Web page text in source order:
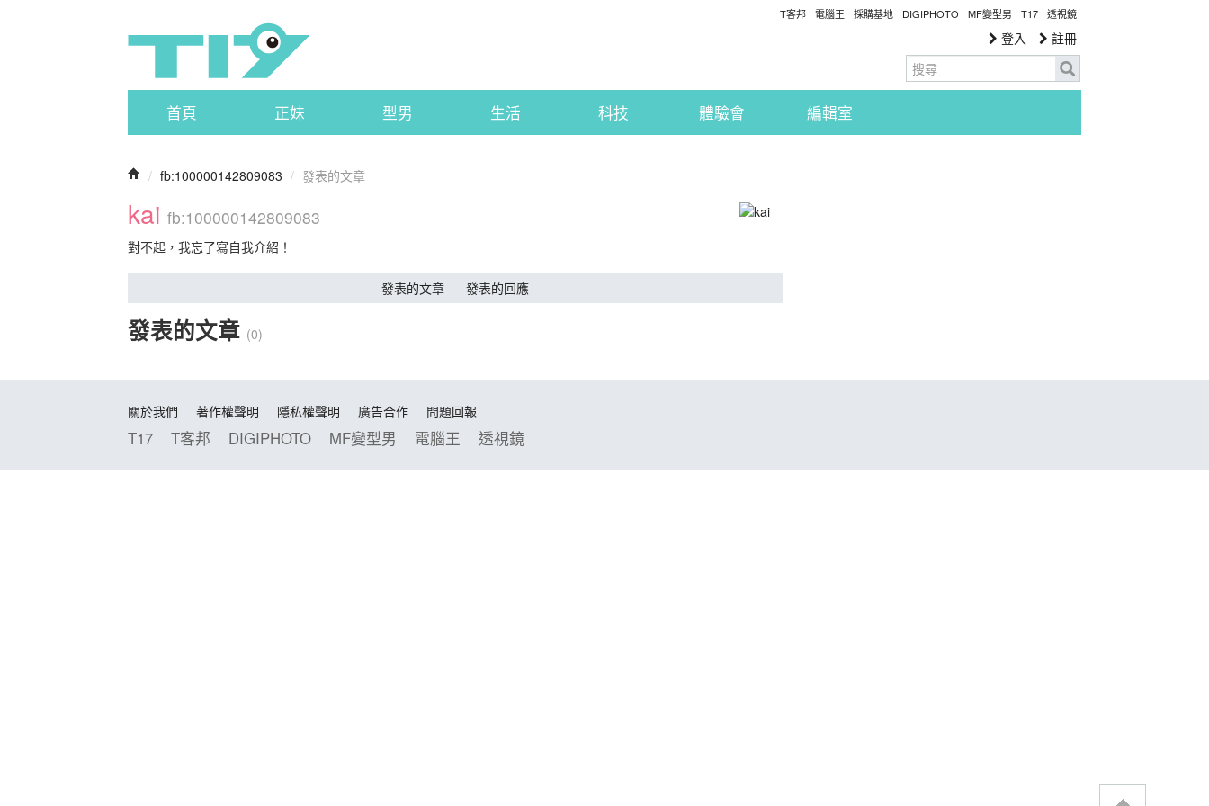
T客邦 電腦王 採購基地 DIGIPHOTO MF變型男 T17 透視鏡
登入 註冊
首頁 正妹 型男 生活 科技 體驗會 編輯室
/ fb:100000142809083 / 發表的文章
kai fb:100000142809083
對不起，我忘了寫自我介紹！
發表的文章 發表的回應
發表的文章 (0)
關於我們 著作權聲明 隱私權聲明 廣告合作 問題回報
T17 T客邦 DIGIPHOTO MF變型男 電腦王 透視鏡